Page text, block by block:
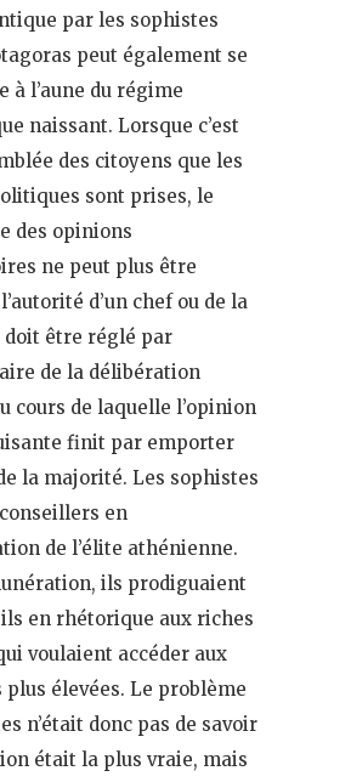
par les sophistes
peut également se
à l’aune du régime
naissant. Lorsque c’est
des citoyens que les
sont prises, le
des opinions
ne peut plus être
d’un chef ou de la
être réglé par
de la délibération
cours de laquelle l’opinion
finit par emporter
la majorité. Les sophistes
en
de l’élite athénienne.
ils prodiguaient
en rhétorique aux riches
voulaient accéder aux
plus élevées. Le problème
n’était donc pas de savoir
était la plus vraie, mais